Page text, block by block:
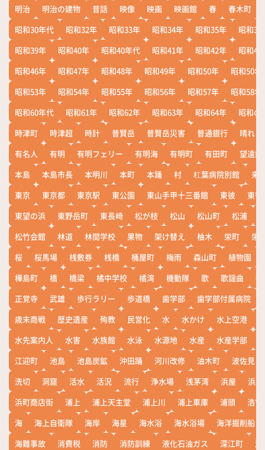
明治
明治の建物 昔話 映像 映画 映画館 春 春木町
昭和30年代
昭和32年 昭和33年 昭和34年 昭和35年
昭和36
昭和39年
昭和40年 昭和40年代 昭和41年 昭和42年
昭和43
昭和46年
昭和47年 昭和48年 昭和49年 昭和50年
昭和50年
昭和53年
昭和54年 昭和55年 昭和56年 昭和57年
昭和58年
昭和60年代
昭和61年 昭和62年 昭和63年 昭和64年
昭和の
時津町
時津超 時計 普賢岳 普賢岳災害 普通銀行
晴れ
有名人
有明 有明フェリー 有明海 有明町 有田町
望遠鏡
本島
本島市長 本明川 本町 本踊 村 杠葉病院別館
来
東京
東京都 東京駅 東公園 東山手甲十三番館 東彼
東彼
東望の浜
東野岳町 東長崎 松が枝 松山 松山町 松浦
松竹会館
林道 林間学校 果物 架け替え 柚木 栄町
栄
桜
桜馬場 桟敷券 桟橋 桶屋町 梅雨 森山町 植物園
樺島町
橋 橋梁 橘中学校 橘湾 機動隊 歌 歌謡曲
正覚寺
武雄 歩行ラリー 歩道橋 歯学部 歯学部付属病院
歳末商戦
歴史遺産 殉教 民営化 水 水かけ 水上空港
水先案内人
水害 水族館 水泳 水源地 水産 水産学部
江迎町
池島 池島炭鉱 沖田踊 河川改修 油木町
波佐見
洗切
洞窟 活水 活況 流行 浄水場 浅茅湾 浜屋
浜
浜町商店街
浦上 浦上天主堂 浦上川 浦上車庫 浦頭
浩宮
海
海上自衛隊 海岸 海星 海水浴 海水浴場
海洋掘削船
海難事故
消費税 消防 消防訓練 液化石油ガス 深江町
淵